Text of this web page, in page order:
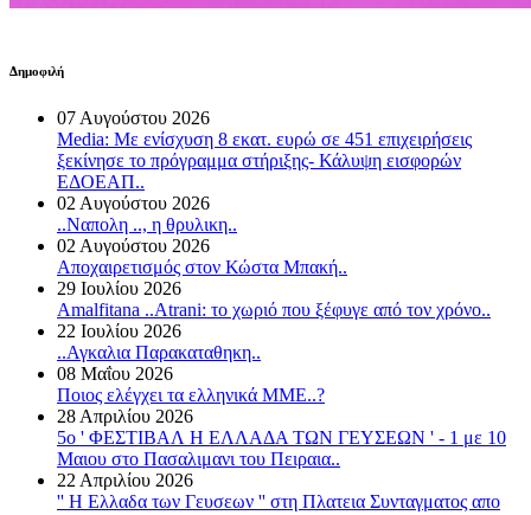
Δημοφιλή
07 Αυγούστου 2026
Media: Με ενίσχυση 8 εκατ. ευρώ σε 451 επιχειρήσεις
ξεκίνησε το πρόγραμμα στήριξης- Κάλυψη εισφορών
ΕΔΟΕΑΠ..
02 Αυγούστου 2026
..Ναπολη .., η θρυλικη..
02 Αυγούστου 2026
Αποχαιρετισμός στον Κώστα Μπακή..
29 Ιουλίου 2026
Amalfitana ..Atrani: το χωριό που ξέφυγε από τον χρόνο..
22 Ιουλίου 2026
..Αγκαλια Παρακαταθηκη..
08 Μαΐου 2026
Ποιος ελέγχει τα ελληνικά ΜΜΕ..?
28 Απριλίου 2026
5o ' ΦΕΣΤΙΒΑΛ Η ΕΛΛΑΔΑ ΤΩΝ ΓΕΥΣΕΩΝ ' - 1 με 10
Μαιου στο Πασαλιμανι του Πειραια..
22 Απριλίου 2026
'' Η Ελλαδα των Γευσεων '' στη Πλατεια Συνταγματος απο